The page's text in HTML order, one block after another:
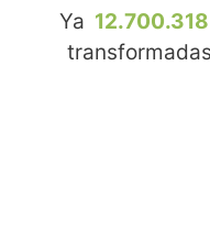
Ya 12.700.318